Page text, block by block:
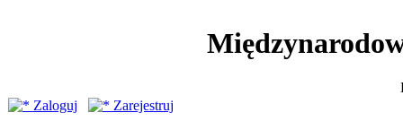
Zaloguj
Zarejestruj